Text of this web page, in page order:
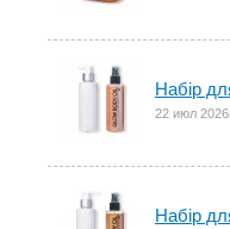
Набір
22 июл
Набір